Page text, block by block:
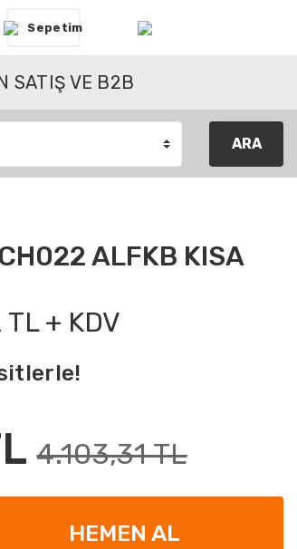
Sepetim
SATIŞ VE B2B
ARA
ALFKB KISA
+ KDV
4.103,31 TL
HEMEN AL